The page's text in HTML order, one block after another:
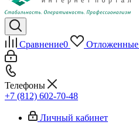
Сравнение0 Отложенные
Телефоны
+7 (812) 602-70-48
Личный кабинет